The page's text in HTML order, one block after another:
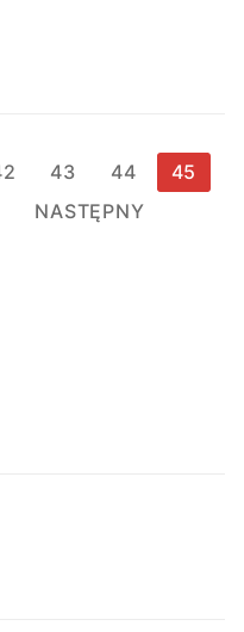
43 44
45
NASTĘPNY